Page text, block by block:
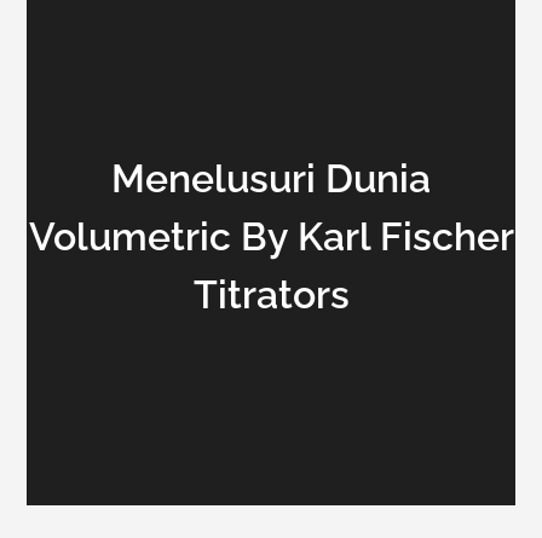
Menelusuri Dunia
Volumetric By Karl Fischer
Titrators